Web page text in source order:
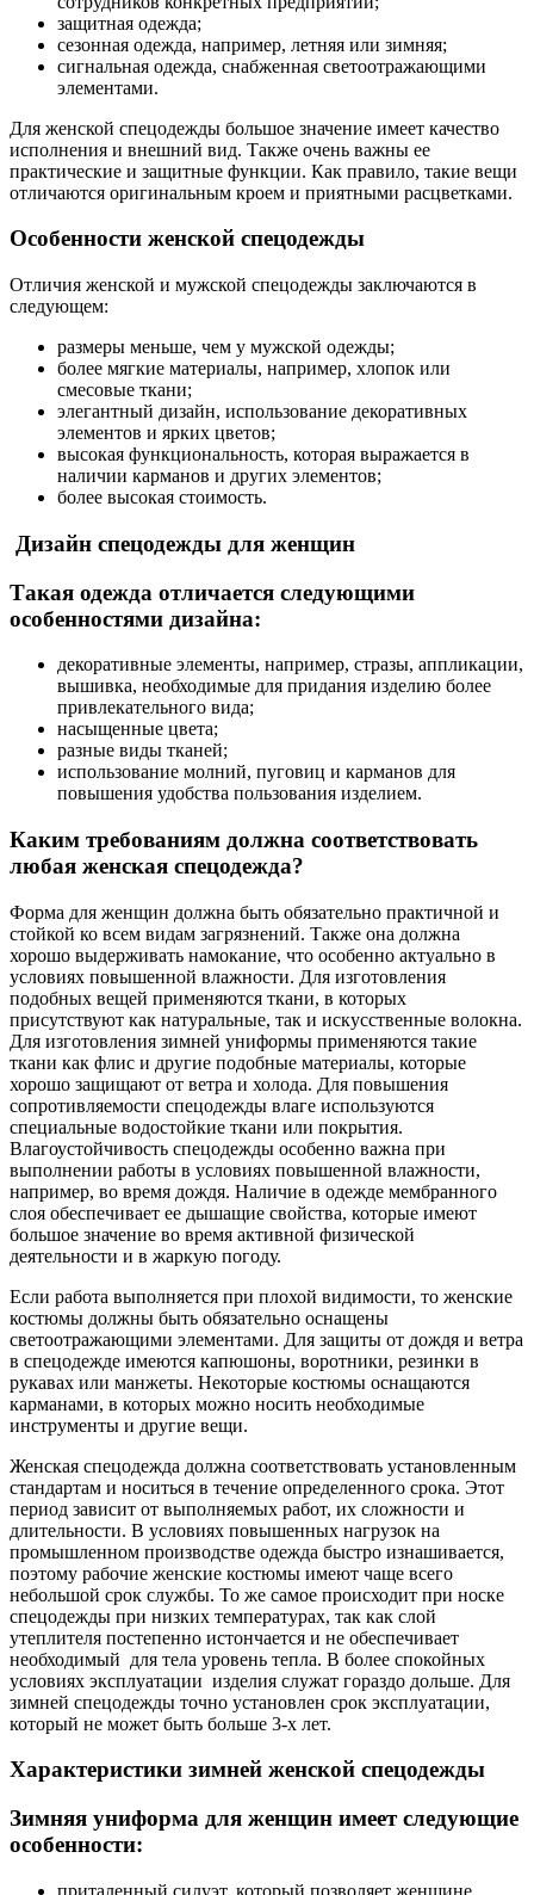
защитная одежда;
сезонная одежда, например, летняя или зимняя;
сигнальная одежда, снабженная светоотражающими
элементами.
Для женской спецодежды большое значение имеет качество
исполнения и внешний вид. Также очень важны ее
практические и защитные функции. Как правило, такие вещи
отличаются оригинальным кроем и приятными расцветками.
Особенности женской спецодежды
Отличия женской и мужской спецодежды заключаются в
следующем:
размеры меньше, чем у мужской одежды;
более мягкие материалы, например, хлопок или
смесовые ткани;
элегантный дизайн, использование декоративных
элементов и ярких цветов;
высокая функциональность, которая выражается в
наличии карманов и других элементов;
более высокая стоимость.
Дизайн спецодежды для женщин
Такая одежда отличается следующими
особенностями дизайна:
декоративные элементы, например, стразы, аппликации,
вышивка, необходимые для придания изделию более
привлекательного вида;
насыщенные цвета;
разные виды тканей;
использование молний, пуговиц и карманов для
повышения удобства пользования изделием.
Каким требованиям должна соответствовать
любая женская спецодежда?
Форма для женщин должна быть обязательно практичной и
стойкой ко всем видам загрязнений. Также она должна
хорошо выдерживать намокание, что особенно актуально в
условиях повышенной влажности. Для изготовления
подобных вещей применяются ткани, в которых
присутствуют как натуральные, так и искусственные волокна.
Для изготовления зимней униформы применяются такие
ткани как флис и другие подобные материалы, которые
хорошо защищают от ветра и холода. Для повышения
сопротивляемости спецодежды влаге используются
специальные водостойкие ткани или покрытия.
Влагоустойчивость спецодежды особенно важна при
выполнении работы в условиях повышенной влажности,
например, во время дождя. Наличие в одежде мембранного
слоя обеспечивает ее дышащие свойства, которые имеют
большое значение во время активной физической
деятельности и в жаркую погоду.
Если работа выполняется при плохой видимости, то женские
костюмы должны быть обязательно оснащены
светоотражающими элементами. Для защиты от дождя и ветра
в спецодежде имеются капюшоны, воротники, резинки в
рукавах или манжеты. Некоторые костюмы оснащаются
карманами, в которых можно носить необходимые
инструменты и другие вещи.
Женская спецодежда должна соответствовать установленным
стандартам и носиться в течение определенного срока. Этот
период зависит от выполняемых работ, их сложности и
длительности. В условиях повышенных нагрузок на
промышленном производстве одежда быстро изнашивается,
поэтому рабочие женские костюмы имеют чаще всего
небольшой срок службы. То же самое происходит при носке
спецодежды при низких температурах, так как слой
утеплителя постепенно истончается и не обеспечивает
необходимый для тела уровень тепла. В более спокойных
условиях эксплуатации изделия служат гораздо дольше. Для
зимней спецодежды точно установлен срок эксплуатации,
который не может быть больше 3-х лет.
Характеристики зимней женской спецодежды
Зимняя униформа для женщин имеет следующие
особенности:
приталенный силуэт, который позволяет женщине